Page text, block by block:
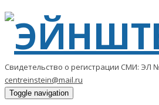
Свидетельство о регистрации СМИ: ЭЛ
centreinstein@mail.ru
Toggle navigation